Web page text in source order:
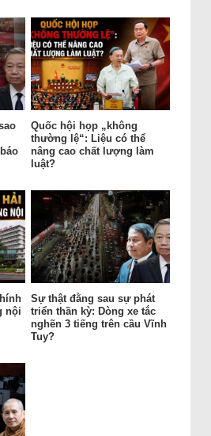
Quốc hội họp „không
thường lệ“: Liệu có thể
nâng cao chất lượng làm
luật?
nội
Sự thật đằng sau sự phát
triển thần kỳ: Dòng xe tắc
nghẽn 3 tiếng trên cầu Vĩnh
Tuy?